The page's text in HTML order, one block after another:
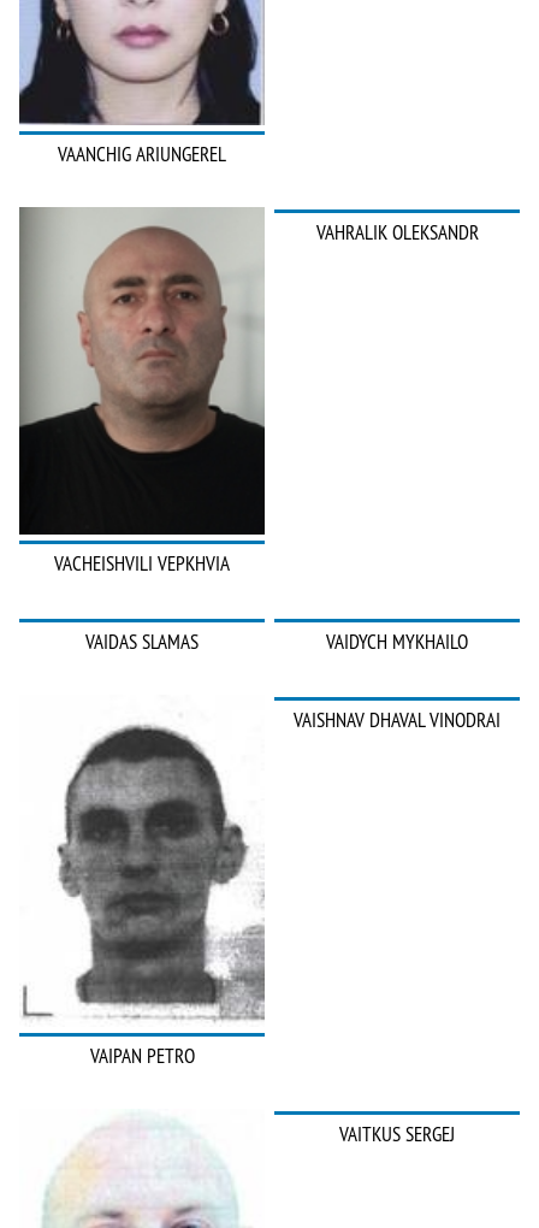
VAANCHIG ARIUNGEREL
VACHEISHVILI VEPKHVIA
VAHRALIK OLEKSANDR
VAIDAS SLAMAS VAIDYCH MYKHAILO
VAIPAN PETRO
VAISHNAV DHAVAL VINODRAI
VAITKUS SERGEJ